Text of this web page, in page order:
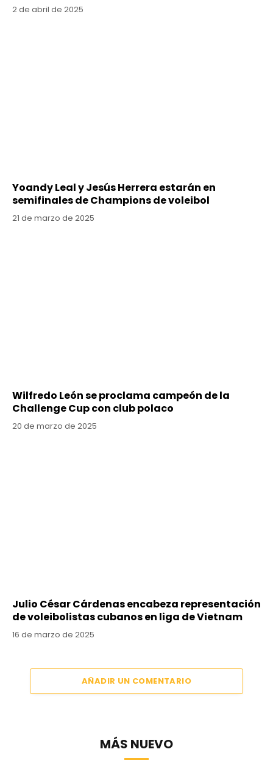
2 de abril de 2025
Yoandy Leal y Jesús Herrera estarán en
semifinales de Champions de voleibol
21 de marzo de 2025
Wilfredo León se proclama campeón de la
Challenge Cup con club polaco
20 de marzo de 2025
Julio César Cárdenas encabeza representación
de voleibolistas cubanos en liga de Vietnam
16 de marzo de 2025
AÑADIR UN COMENTARIO
MÁS NUEVO